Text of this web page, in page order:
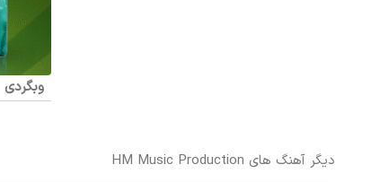
وبگردی
دیگر آهنگ های HM Music Production